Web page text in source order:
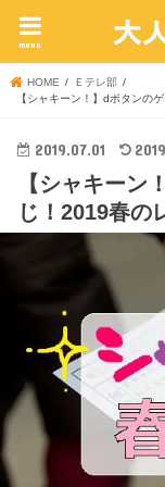
menu
HOME
Ｅテレ部
【シャキーン！】dボタンの
2019.07.01
【シャキーン
じ！2019春の